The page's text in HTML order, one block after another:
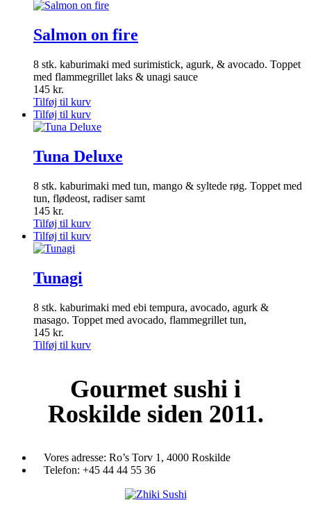
Salmon on fire
8 stk. kaburimaki med surimistick, agurk, & avocado. Toppet
med flammegrillet laks & unagi sauce
145 kr.
Tilføj til kurv
Tilføj til kurv
Tuna Deluxe
8 stk. kaburimaki med tun, mango & syltede røg. Toppet med
tun, flødeost, radiser samt
145 kr.
Tilføj til kurv
Tilføj til kurv
Tunagi
8 stk. kaburimaki med ebi tempura, avocado, agurk &
masago. Toppet med avocado, flammegrillet tun,
145 kr.
Tilføj til kurv
Gourmet sushi i
Roskilde siden 2011.
Vores adresse: Ro’s Torv 1, 4000 Roskilde
Telefon: +45 44 44 55 36